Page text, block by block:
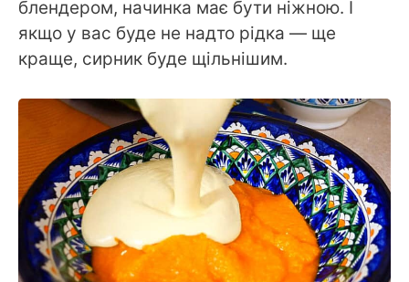
блендером, начинка має бути ніжною. І
якщо у вас буде не надто рідка — ще
краще, сирник буде щільнішим.